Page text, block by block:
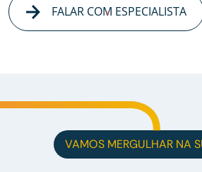
FALAR COM ESPECIALISTA
VAMOS MERGULHAR NA